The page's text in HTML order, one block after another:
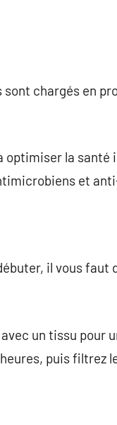
chargés en
optimiser la santé
et
il vous faut
un tissu pour
puis filtrez